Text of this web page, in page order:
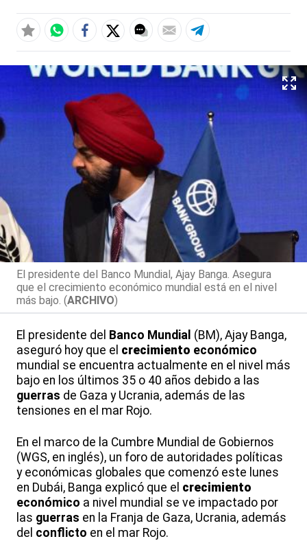
El presidente del Banco Mundial, Ajay Banga. Asegura
que el crecimiento económico mundial está en el nivel
más bajo. (ARCHIVO)
El presidente del Banco Mundial (BM), Ajay Banga,
aseguró hoy que el crecimiento económico
mundial se encuentra actualmente en el nivel más
bajo en los últimos 35 o 40 años debido a las
guerras de Gaza y Ucrania, además de las
tensiones en el mar Rojo.
En el marco de la Cumbre Mundial de Gobiernos
(WGS, en inglés), un foro de autoridades políticas
y económicas globales que comenzó este lunes
en Dubái, Banga explicó que el crecimiento
económico a nivel mundial se ve impactado por
las guerras en la Franja de Gaza, Ucrania, además
del conflicto en el mar Rojo.